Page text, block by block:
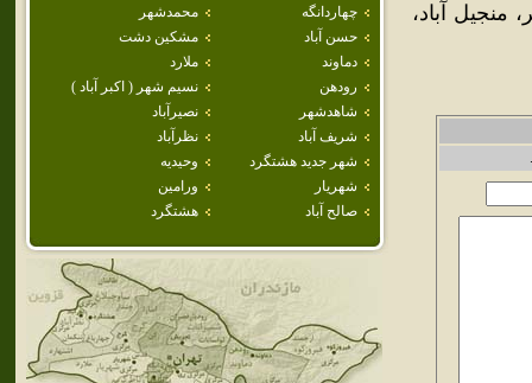
چهاردانگه
محمدشهر
حسن آباد
مشكين دشت
دماوند
ملارد
رودهن
نسيم شهر ( اكبر آباد )
شاهدشهر
نصيرآباد
شريف آباد
نظرآباد
شهر جديد هشتگرد
وحيديه
شهريار
ورامين
صالح آباد
هشتگرد
منجيل آباد،